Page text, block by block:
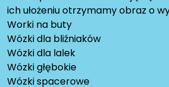
ich ułożeniu otrzymamy obraz o
Worki na buty
Wózki dla bliźniaków
Wózki dla lalek
Wózki głębokie
Wózki spacerowe